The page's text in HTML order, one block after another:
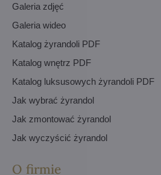
Galeria zdjęć
Galeria wideo
Katalog żyrandoli PDF
Katalog wnętrz PDF
Katalog luksusowych żyrandoli PDF
Jak wybrać żyrandol
Jak zmontować żyrandol
Jak wyczyścić żyrandol
O firmie